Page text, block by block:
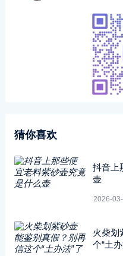
猜你喜欢
抖音上
壶
2026-
火柴划
个“土